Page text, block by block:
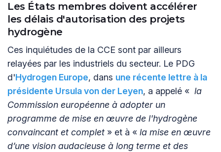
Les États membres doivent accélérer
les délais d'autorisation des projets
hydrogène
Ces inquiétudes de la CCE sont par ailleurs
relayées par les industriels du secteur. Le PDG
d'Hydrogen Europe, dans une récente lettre à la
présidente Ursula von der Leyen, a appelé « la
Commission européenne à adopter un
programme de mise en œuvre de l'hydrogène
convaincant et complet » et à « la mise en œuvre
d’une vision audacieuse à long terme et des